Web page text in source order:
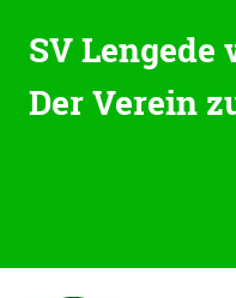
InhaltSV Lengede
Der Verein